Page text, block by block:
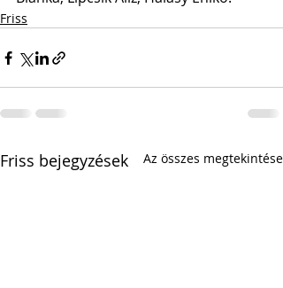
Friss
Friss bejegyzések Az összes megtekintése